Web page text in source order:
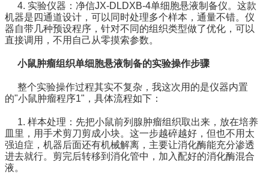
4. 实验仪器：净信JX-DLDXB-4单细胞悬液制备仪。这款
机器是四通道设计，可以同时处理多个样本，通量不错。仪
器自带几种预设程序，针对不同的组织类型做了优化，可以
直接调用，不用自己从零摸索参数。
小鼠肿瘤组织单细胞悬液制备的实验操作步骤
整个实验操作过程其实不复杂，我这次用的是仪器内置
的"小鼠肿瘤程序1"，具体流程如下：
1. 样本处理： 先把小鼠前列腺肿瘤组织取出来，放在培养
皿里，用手术剪刀剪成小块。这一步越碎越好，但也不用太
强迫症，机器后面还有机械解离，主要让消化酶能充分渗透
进去就行。剪完后转移到消化管中，加入配好的消化酶混合
液。